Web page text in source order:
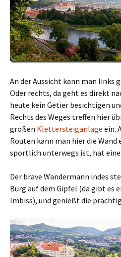
An der Aussicht kann man links
Oder rechts, da geht es direkt
heute kein Getier besichtigen
Rechts des Weges treffen hier
großen Klettersteiganlage ein.
Routen kann man hier die Wand
sportlich unterwegs ist, hat
Der brave Wandermann indes
Burg auf dem Gipfel (da gibt es
Imbiss), und genießt die